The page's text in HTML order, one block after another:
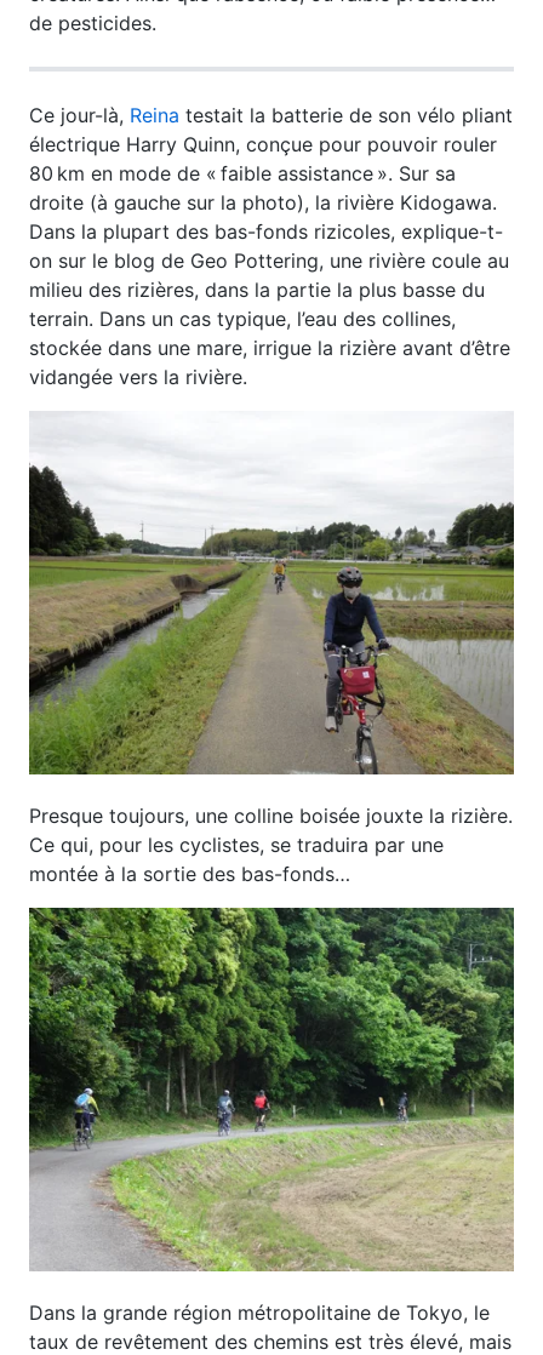
de pesticides.
Ce jour-là, Reina testait la batterie de son vélo pliant
électrique Harry Quinn, conçue pour pouvoir rouler
80 km en mode de « faible assistance ». Sur sa
droite (à gauche sur la photo), la rivière Kidogawa.
Dans la plupart des bas-fonds rizicoles, explique-t-
on sur le blog de Geo Pottering, une rivière coule au
milieu des rizières, dans la partie la plus basse du
terrain. Dans un cas typique, l’eau des collines,
stockée dans une mare, irrigue la rizière avant d’être
vidangée vers la rivière.
Presque toujours, une colline boisée jouxte la rizière.
Ce qui, pour les cyclistes, se traduira par une
montée à la sortie des bas-fonds…
Dans la grande région métropolitaine de Tokyo, le
taux de revêtement des chemins est très élevé, mais